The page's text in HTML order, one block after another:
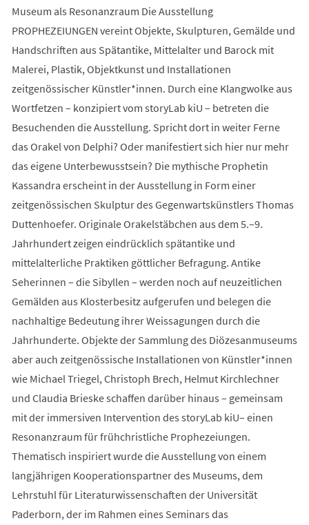
Museum als Resonanzraum Die Ausstellung
PROPHEZEIUNGEN vereint Objekte, Skulpturen, Gemälde und
Handschriften aus Spätantike, Mittelalter und Barock mit
Malerei, Plastik, Objektkunst und Installationen
zeitgenössischer Künstler*innen. Durch eine Klangwolke aus
Wortfetzen – konzipiert vom storyLab kiU – betreten die
Besuchenden die Ausstellung. Spricht dort in weiter Ferne
das Orakel von Delphi? Oder manifestiert sich hier nur mehr
das eigene Unterbewusstsein? Die mythische Prophetin
Kassandra erscheint in der Ausstellung in Form einer
zeitgenössischen Skulptur des Gegenwartskünstlers Thomas
Duttenhoefer. Originale Orakelstäbchen aus dem 5.–9.
Jahrhundert zeigen eindrücklich spätantike und
mittelalterliche Praktiken göttlicher Befragung. Antike
Seherinnen – die Sibyllen – werden noch auf neuzeitlichen
Gemälden aus Klosterbesitz aufgerufen und belegen die
nachhaltige Bedeutung ihrer Weissagungen durch die
Jahrhunderte. Objekte der Sammlung des Diözesanmuseums
aber auch zeitgenössische Installationen von Künstler*innen
wie Michael Triegel, Christoph Brech, Helmut Kirchlechner
und Claudia Brieske schaffen darüber hinaus – gemeinsam
mit der immersiven Intervention des storyLab kiU– einen
Resonanzraum für frühchristliche Prophezeiungen.
Thematisch inspiriert wurde die Ausstellung von einem
langjährigen Kooperationspartner des Museums, dem
Lehrstuhl für Literaturwissenschaften der Universität
Paderborn, der im Rahmen eines Seminars das